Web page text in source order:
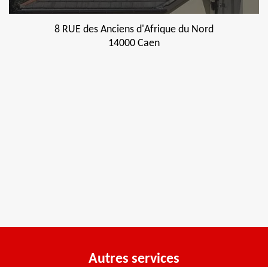
8 RUE des Anciens d'Afrique du Nord
14000 Caen
Autres services